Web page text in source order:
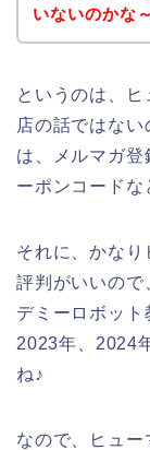
いないのかな
というのは、
店の話ではな
は、メルマガ登
ーポンコードな
それに、かな
評判がいいので
デミーロボット
2023年、2024
ね♪
なので、ヒュー